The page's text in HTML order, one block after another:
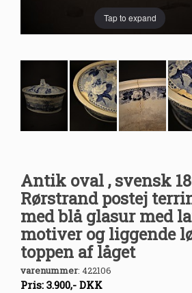
Tap to expand
Antik oval , svensk
Rørstrand postej
med blå glasur med
motiver og liggende
toppen af låget
varenummer: 422106
Pris: 3.900,- DKK